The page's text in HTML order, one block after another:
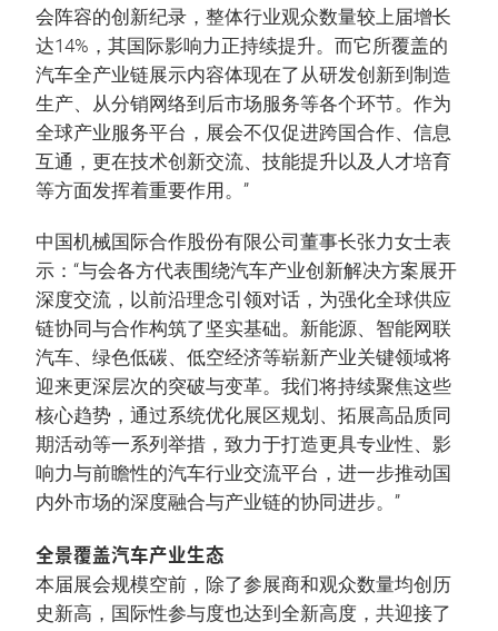
会阵容的创新纪录，整体行业观众数量较上届增长
达14%，其国际影响力正持续提升。而它所覆盖的
汽车全产业链展示内容体现在了从研发创新到制造
生产、从分销网络到后市场服务等各个环节。作为
全球产业服务平台，展会不仅促进跨国合作、信息
互通，更在技术创新交流、技能提升以及人才培育
等方面发挥着重要作用。”
中国机械国际合作股份有限公司董事长张力女士表
示：“与会各方代表围绕汽车产业创新解决方案展开
深度交流，以前沿理念引领对话，为强化全球供应
链协同与合作构筑了坚实基础。新能源、智能网联
汽车、绿色低碳、低空经济等崭新产业关键领域将
迎来更深层次的突破与变革。我们将持续聚焦这些
核心趋势，通过系统优化展区规划、拓展高品质同
期活动等一系列举措，致力于打造更具专业性、影
响力与前瞻性的汽车行业交流平台，进一步推动国
内外市场的深度融合与产业链的协同进步。”
全景覆盖汽车产业生态
本届展会规模空前，除了参展商和观众数量均创历
史新高，国际性参与度也达到全新高度，共迎接了